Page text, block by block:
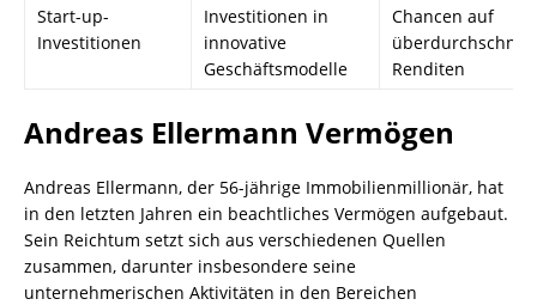
Start-up-
Investitionen
Investitionen in
innovative
Geschäftsmodelle
Chancen auf
Renditen
Andreas Ellermann Vermögen
Andreas Ellermann, der 56-jährige Immobilienmillionär, hat
in den letzten Jahren ein beachtliches Vermögen aufgebaut.
Sein Reichtum setzt sich aus verschiedenen Quellen
zusammen, darunter insbesondere seine
unternehmerischen Aktivitäten in den Bereichen